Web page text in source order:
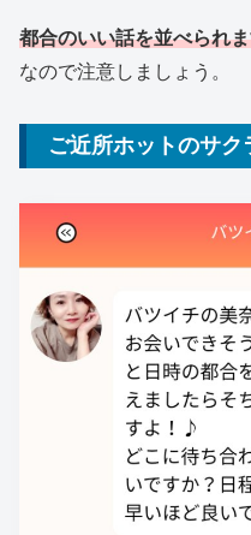
都合のいい話を並べられ
なので注意しましょう。
ご近所ホットのサク